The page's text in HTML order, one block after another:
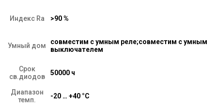
Индекс Ra >90 %
Умный дом
совместим с умным реле;совместим с умным
выключателем
Срок
св.диодов
50000 ч
Диапазон
темп.
-20 … +40 °C